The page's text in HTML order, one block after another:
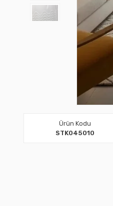
Ürün Kodu
STK045010